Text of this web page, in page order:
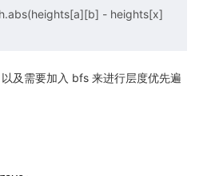
- heights[x]
及需要加入 bfs 来进行层度优先遍